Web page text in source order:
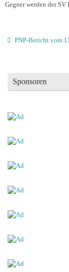
Gegner werden der
PNP-Bericht vom
Sponsoren